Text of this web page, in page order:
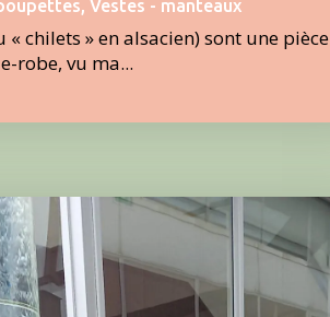
, Vestes - manteaux
chilets » en alsacien) sont une pièce
robe, vu ma...